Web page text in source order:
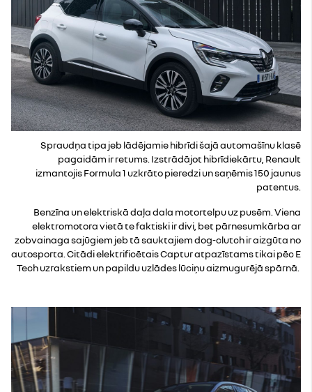
Spraudņa tipa jeb lādējamie hibrīdi šajā automašīnu klasē
pagaidām ir retums. Izstrādājot hibrīdiekārtu, Renault
izmantojis Formula 1 uzkrāto pieredzi un saņēmis 150 jaunus
patentus.
Benzīna un elektriskā daļa dala motortelpu uz pusēm. Viena
elektromotora vietā te faktiski ir divi, bet pārnesumkārba ar
zobvainaga sajūgiem jeb tā sauktajiem dog-clutch ir aizgūta no
autosporta. Citādi elektrificētais Captur atpazīstams tikai pēc E
Tech uzrakstiem un papildu uzlādes lūciņu aizmugurējā spārnā.